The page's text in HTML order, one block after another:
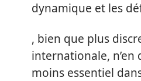
dynamique et les
, bien que plus
internationale, n’en
moins essentiel